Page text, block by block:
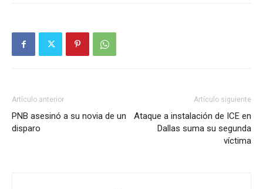
Artículo anterior
PNB asesinó a su novia de un
disparo
Artículo siguiente
Ataque a instalación de ICE en
Dallas suma su segunda
víctima